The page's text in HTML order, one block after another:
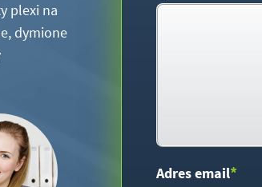
plexi na
dymione
Adres email*